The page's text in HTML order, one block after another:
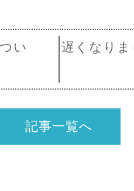
い
遅くなり
記事一覧へ